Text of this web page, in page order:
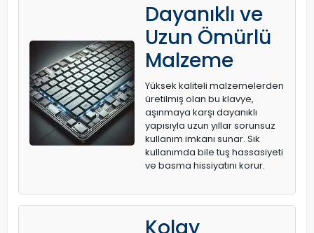
Dayanıklı ve
Uzun Ömürlü
Malzeme
Yüksek kaliteli malzemelerden
üretilmiş olan bu klavye,
aşınmaya karşı dayanıklı
yapısıyla uzun yıllar sorunsuz
kullanım imkanı sunar. Sık
kullanımda bile tuş hassasiyeti
ve basma hissiyatını korur.